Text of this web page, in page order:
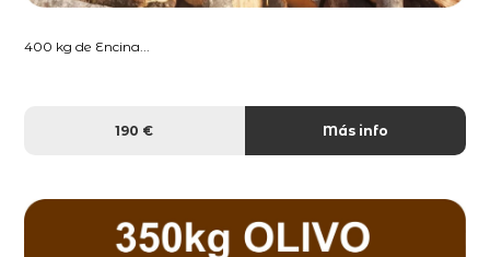
400 kg de Encina...
190 € Más info